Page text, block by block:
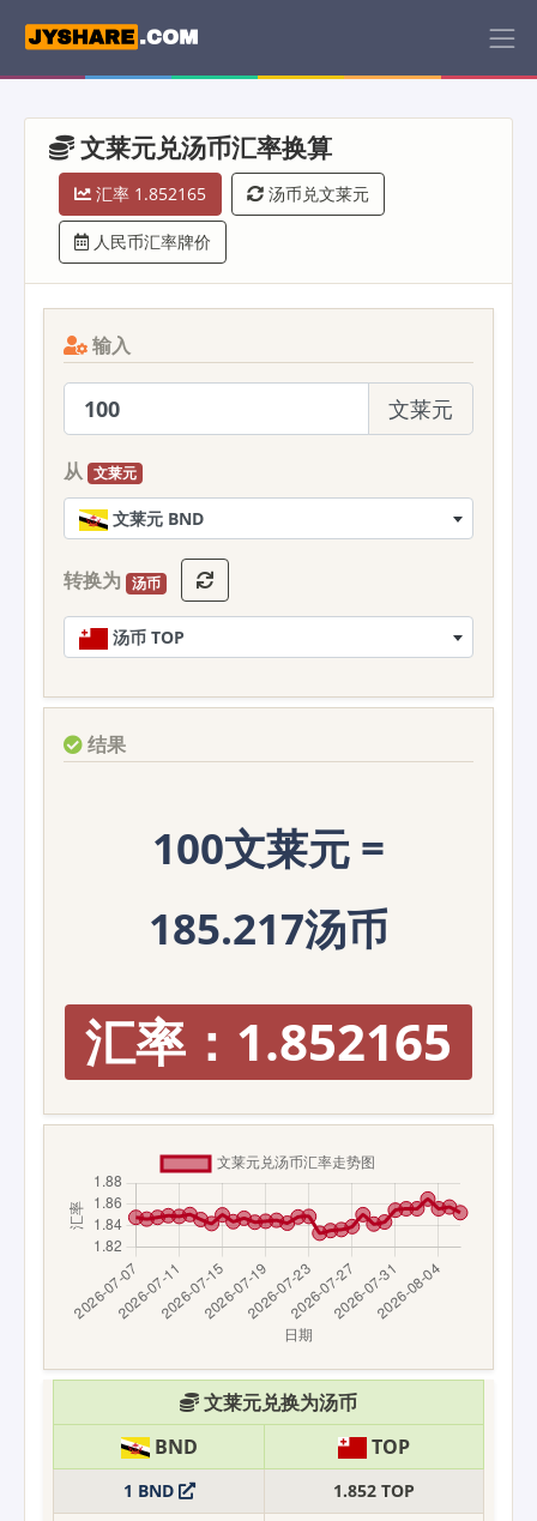
文莱元兑汤币汇率换算
汇率 1.852165 汤币兑文莱元
人民币汇率牌价
输入
文莱元
从 文莱元
文莱元 BND
转换为 汤币
汤币 TOP
结果
100文莱元 =
185.217汤币
汇率：1.852165
文莱元兑换为汤币
BND
TOP
1 BND
1.852 TOP